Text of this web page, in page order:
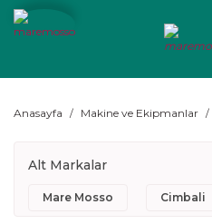
Anasayfa Makine ve Ekipmanlar
Alt Markalar
Mare Mosso Cimbali